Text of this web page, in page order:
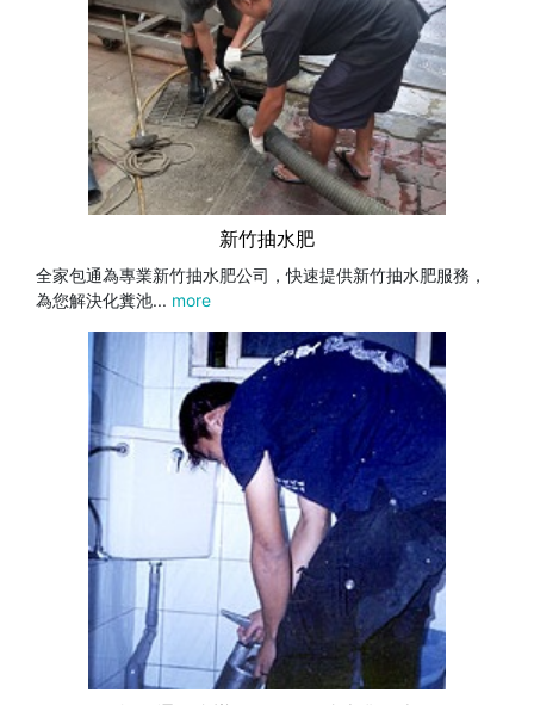
新竹抽水肥
全家包通為專業新竹抽水肥公司，快速提供新竹抽水肥服務，
為您解決化糞池... more